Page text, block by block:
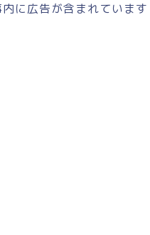
内に広告が含まれています